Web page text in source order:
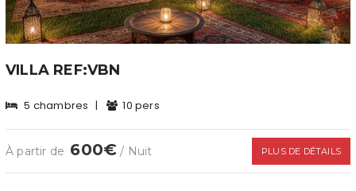
VILLA REF:VBN
5 chambres | 10 pers
À partir de 600€ / Nuit PLUS DE DÉTAILS